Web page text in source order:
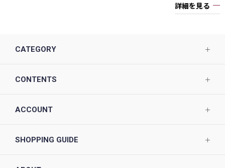
詳細を見る
CATEGORY
CONTENTS
ACCOUNT
SHOPPING GUIDE